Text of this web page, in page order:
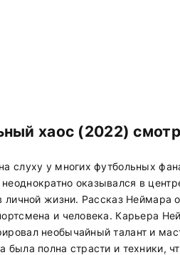
хаос (2022)
слуху у многих футбольных
оказывался в
личной жизни. Рассказ Неймара
и человека. Карьера
необычайный талант и
была полна страсти и техники,